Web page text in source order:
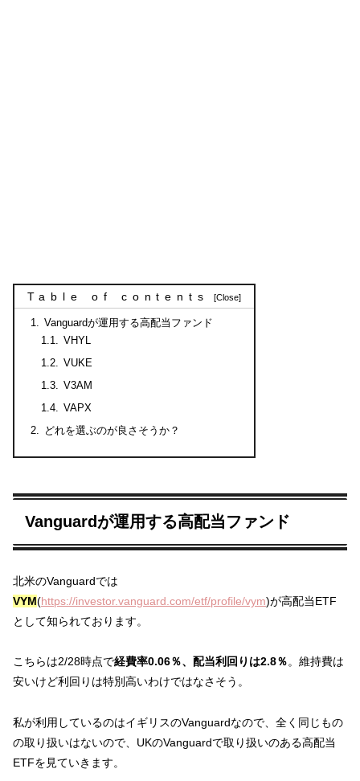
Table of contents
Vanguardが運用する高配当ファンド
VHYL
VUKE
V3AM
VAPX
どれを選ぶのが良さそうか？
Vanguardが運用する高配当ファンド
北米のVanguardでは
VYM(https://investor.vanguard.com/etf/profile/vym)が高配当ETF
として知られております。
こちらは2/28時点で経費率0.06％、配当利回りは2.8％。維持費は
安いけど利回りは特別高いわけではなさそう。
私が利用しているのはイギリスのVanguardなので、全く同じもの
の取り扱いはないので、UKのVanguardで取り扱いのある高配当
ETFを見ていきます。